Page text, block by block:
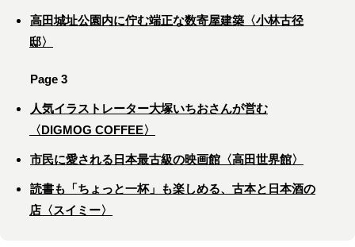
高田城址公園内に佇む端正な数寄屋建築〈小林古径
邸〉
Page 3
人気イラストレーター大塚いちおさんが営む
〈DIGMOG COFFEE〉
市民に愛される日本最古級の映画館〈高田世界館〉
読書も「ちょっと一杯」も楽しめる、古本と日本酒の
店〈スイミー〉